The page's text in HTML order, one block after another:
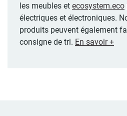
les meubles et ecosystem.eco
électriques et électroniques.
produits peuvent également
consigne de tri. En savoir +